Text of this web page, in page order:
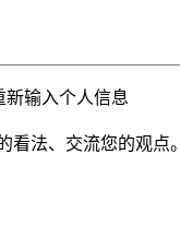
新输入个人信息
法、交流您的观点。